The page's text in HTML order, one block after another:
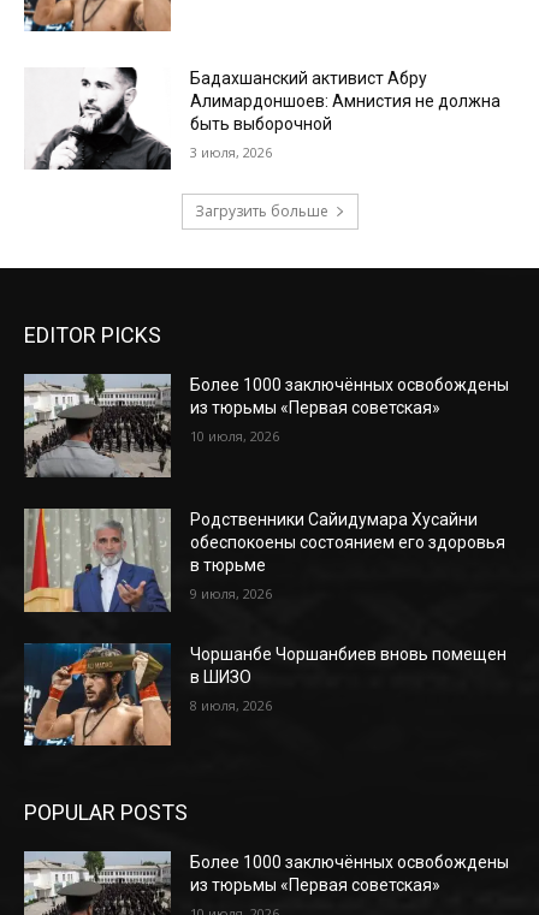
Бадахшанский активист Абру
Алимардоншоев: Амнистия не должна
быть выборочной
3 июля, 2026
Загрузить больше
EDITOR PICKS
Более 1000 заключённых освобождены
из тюрьмы «Первая советская»
10 июля, 2026
Родственники Сайидумара Хусайни
обеспокоены состоянием его здоровья
в тюрьме
9 июля, 2026
Чоршанбе Чоршанбиев вновь помещен
в ШИЗО
8 июля, 2026
POPULAR POSTS
Более 1000 заключённых освобождены
из тюрьмы «Первая советская»